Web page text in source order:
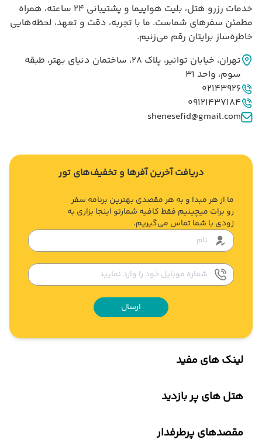
خدمات رزرو هتل، بلیت هواپیما و پشتیبانی ۲۴ ساعته، همراه
مطمئن سفرهای شماست. ما با تجربه، دقت و تعهد، لحظه‌هایی
خاطره‌ساز برایتان رقم می‌زنیم.
02143926
09121437184
shenesefid@gmail.com
تهران، خيابان توانير، پلاک 28، ساختمان دنياي بهتر، طبقه
سوم، واحد 31
دریافت آخرین آفرها و تخفیف‌های تور
ما از هر مبدا و به هر مقصدی بهترین برنامه سفر
رو برات میچینیم فقط کافیه شمارتو اینجا بزاری به
زودی با شما تماس می‌گیریم.
ارسال
لینک های مفید
هتل های پر بازدید
مقصدهای پرطرفدار